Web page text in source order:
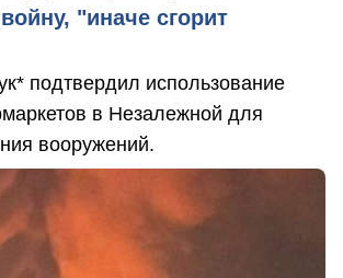
"иначе сгорит
подтвердил использование
в Незалежной для
вооружений.